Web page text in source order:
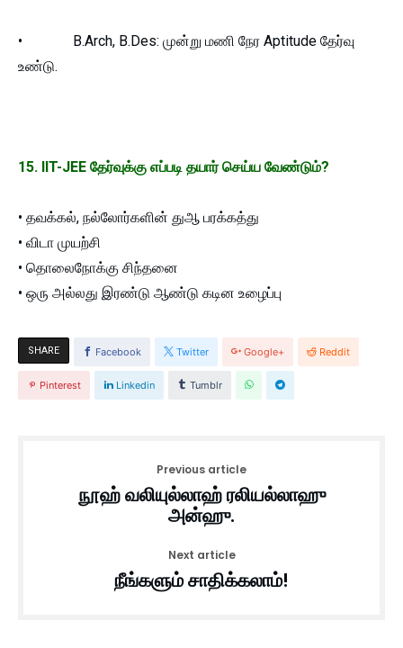
• B.Arch, B.Des: முன்று மணி நேர Aptitude தேர்வு
உண்டு.
15. IIT-JEE தேர்வுக்கு எப்படி தயார் செய்ய வேண்டும்?
• தவக்கல், நல்லோர்களின் துஆ பரக்கத்து
• விடா முயற்சி
• தொலைநோக்கு சிந்தனை
• ஒரு அல்லது இரண்டு ஆண்டு கடின உழைப்பு
SHARE Facebook Twitter Google+ Reddit
Pinterest Linkedin Tumblr
Previous article
நூஹ் வலியுல்லாஹ் ரலியல்லாஹு
அன்ஹு.
Next article
நீங்களும் சாதிக்கலாம்!